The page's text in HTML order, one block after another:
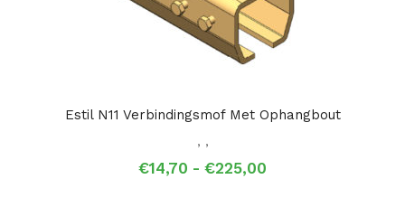
Estil N11 Verbindingsmof Met Ophangbout
, ,
€14,70 - €225,00